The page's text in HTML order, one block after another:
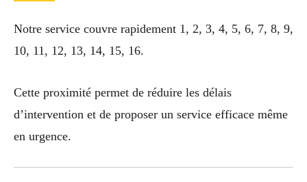
Notre service couvre rapidement 1, 2, 3, 4, 5, 6, 7, 8, 9,
10, 11, 12, 13, 14, 15, 16.
Cette proximité permet de réduire les délais
d’intervention et de proposer un service efficace même
en urgence.